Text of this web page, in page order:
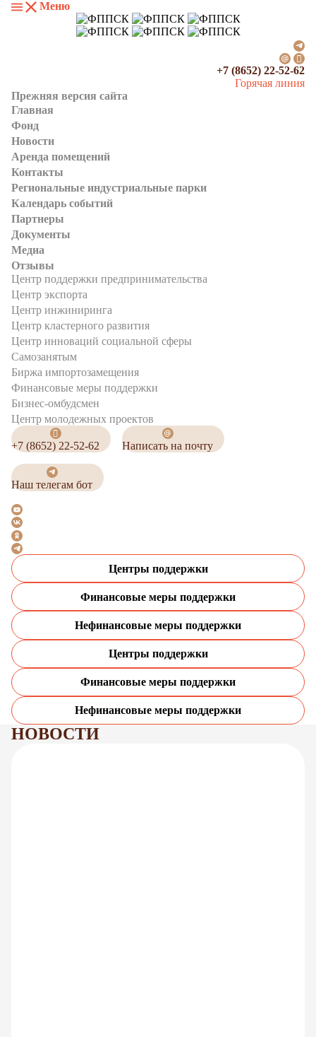
Меню
+7 (8652) 22-52-62
Горячая линия
Прежняя версия сайта
Главная
Фонд
Новости
Аренда помещений
Контакты
Региональные индустриальные парки
Календарь событий
Партнеры
Документы
Медиа
Отзывы
Центр поддержки предпринимательства
Центр экспорта
Центр инжиниринга
Центр кластерного развития
Центр инноваций социальной сферы
Cамозанятым
Биржа импортозамещения
Финансовые меры поддержки
Бизнес-омбудсмен
Центр молодежных проектов
+7 (8652) 22-52-62 Написать на почту
Наш телегам бот
Центры поддержки
Финансовые меры поддержки
Нефинансовые меры поддержки
Центры поддержки
Финансовые меры поддержки
Нефинансовые меры поддержки
НОВОСТИ